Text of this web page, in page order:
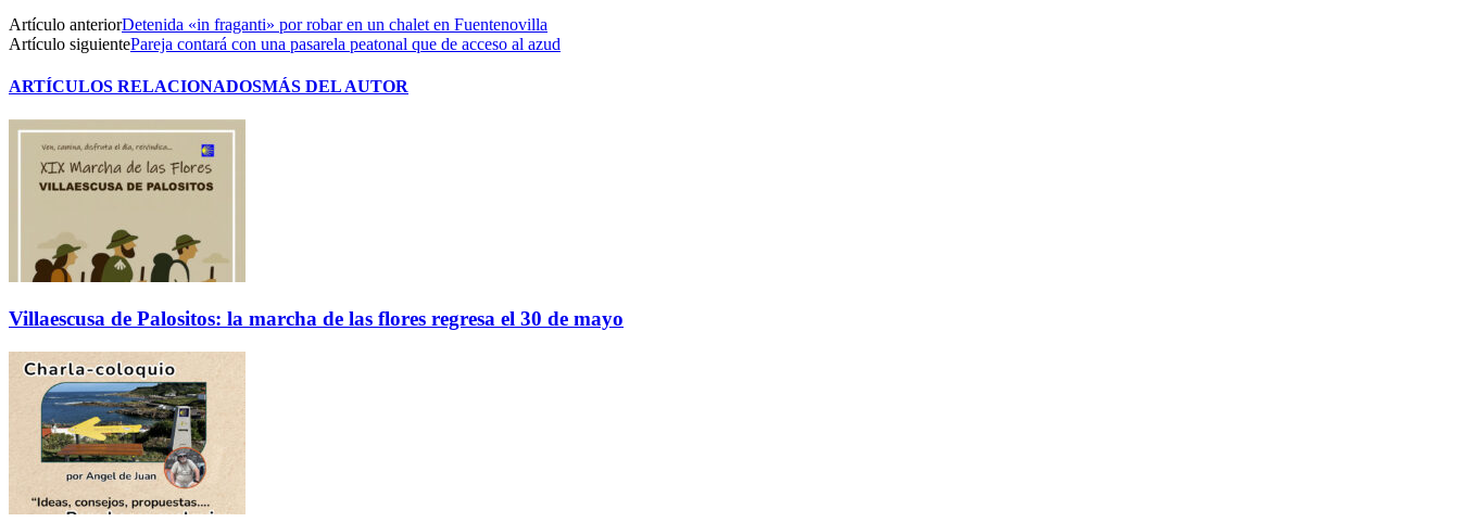
Artículo anteriorDetenida «in fraganti» por robar en un chalet en Fuentenovilla
Artículo siguientePareja contará con una pasarela peatonal que de acceso al azud
ARTÍCULOS RELACIONADOSMÁS DEL AUTOR
Villaescusa de Palositos: la marcha de las flores regresa el 30 de mayo